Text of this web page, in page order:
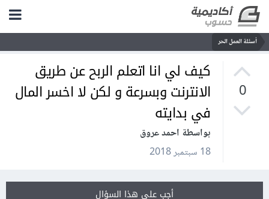
أسئلة العمل الحر
0
كيف لي انا اتعلم الربح عن طريق
الانترنت وبسرعة و لكن لا اخسر المال
في بدايته
بواسطة احمد عروق
18 سبتمبر 2018
أجب على هذا السؤال